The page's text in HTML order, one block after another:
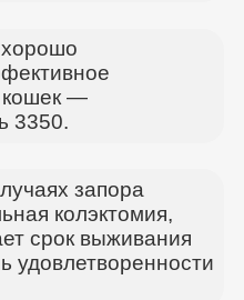
хорошо
кошек —
3350.
запора
колэктомия,
срок выживания
удовлетворенности